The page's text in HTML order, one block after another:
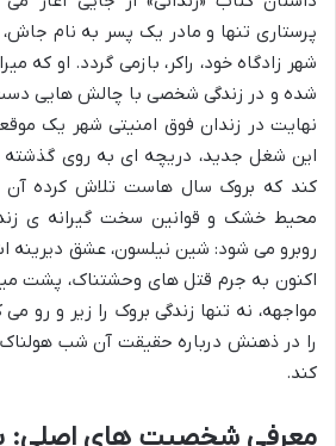
پرستاری تنها و مادر یک پسر به نام
شهر زادگاه خود، راکر، بازمی گردد. او که
شده و در زندگی شخصی با چالش هایی
نهایت در زندان فوق امنیتی شهر یک
این شغل جدید، دریچه ای به روی
کند که بروک سال هاست تلاش کرده آن
محیط خشک و قوانین سخت گیرانه ی
روبرو می شود: شین نیلسون، عشق دیرینه
اکنون به جرم قتل های وحشتناک، پشت
مواجهه، نه تنها زندگی بروک را زیر و رو
را در ذهنش درباره حقیقت آن شب
کند.
معرفی شخصیت های اصلی: